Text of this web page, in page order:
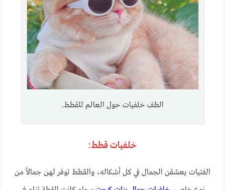
الطف خلفيات حول العالم للقطط.
خلفيات قطط:
الفتيات يعشقن الجمال في كل أشكاله، والقطط توفر لهن جمالاً من